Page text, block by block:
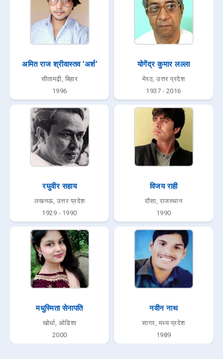
अमित राज श्रीवास्तव 'अर्श'
सीतामढ़ी, बिहार
1996
योगेंद्र कुमार लल्ला
मेरठ, उत्तर प्रदेश
1937 - 2016
रघुवीर सहाय
लखनऊ, उत्तर प्रदेश
1929 - 1990
विजय राही
दौसा, राजस्थान
1990
मधुस्मिता सेनापति
खोर्धा, ओडिशा
2000
नवीन नाथ
सागर, मध्य प्रदेश
1989